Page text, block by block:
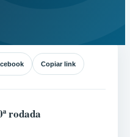
Copiar link
rodada